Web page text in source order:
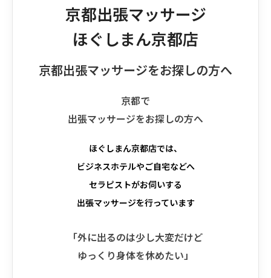
京都出張マッサージ
ほぐしまん京都店
京都出張マッサージをお探しの方へ
京都で
出張マッサージをお探しの方へ
ほぐしまん京都店では、
ビジネスホテルやご自宅などへ
セラピストがお伺いする
出張マッサージを行っています
「外に出るのは少し大変だけど
ゆっくり身体を休めたい」